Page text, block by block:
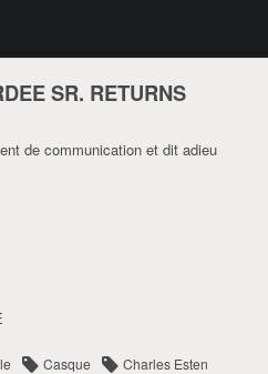
SR. RETURNS
de communication et dit adieu
Casque
Charles Esten